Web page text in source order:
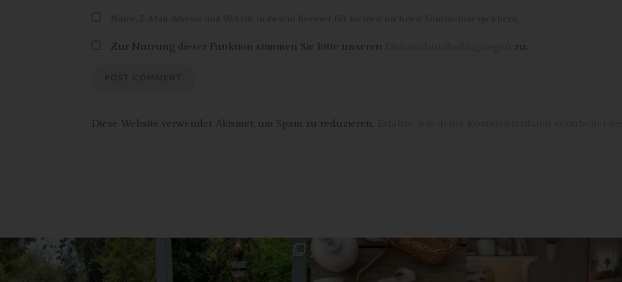
Name, E-Mail-Adresse und Website in diesem Browser für meinen nächsten Kommentar speichern.
Zur Nutzung dieser Funktion stimmen Sie bitte unseren Datenschutzbedingungen zu.
Diese Website verwendet Akismet, um Spam zu reduzieren. Erfahre, wie deine Kommentardaten verarbeitet
oder juristische Person, Behörde, Einrichtung oder andere Stelle, die allein
von personenbezogenen Daten entscheidet. Sind die Zwecke und Mittel
h) Auftragsverarbeiter
oder andere Stelle, der personenbezogene Daten offengelegt werden,
unabhängig davon, ob es sich bei ihr um einen Dritten handelt oder nicht.
Behörden, die im Rahmen eines bestimmten Untersuchungsauftrags nach